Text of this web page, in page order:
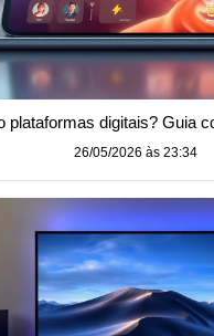
plataformas digitais? Guia
26/05/2026 às 23:34